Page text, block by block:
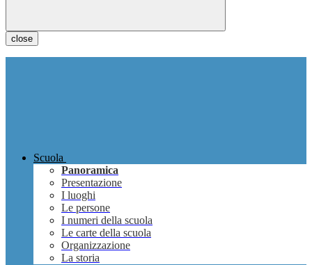
close
Scuola
Panoramica
Presentazione
I luoghi
Le persone
I numeri della scuola
Le carte della scuola
Organizzazione
La storia